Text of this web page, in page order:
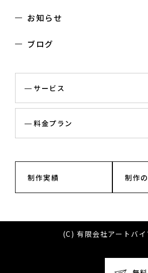
お知らせ
ブログ
サービス
料金プラン
制作実績 制作
(C) 有限会社アートバイ